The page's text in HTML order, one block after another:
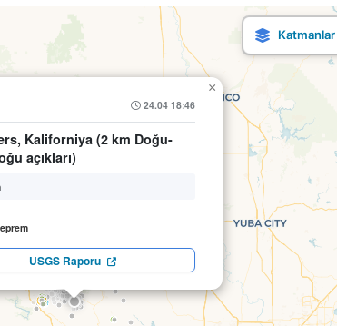
24.04 18:46
Kaliforniya (2 km Doğu-
açıkları)
USGS Raporu
×